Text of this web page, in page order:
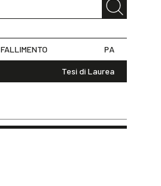
FALLIMENTO PA
Tesi di Laurea